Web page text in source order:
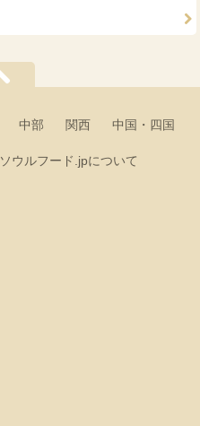
中部 関西 中国・四国
ソウルフード.jpについて